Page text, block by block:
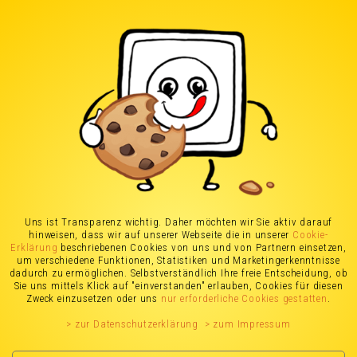
Uns ist Transparenz wichtig. Daher möchten wir Sie aktiv darauf
hinweisen, dass wir auf unserer Webseite die in unserer Cookie-
Erklärung beschriebenen Cookies von uns und von Partnern einsetzen,
um verschiedene Funktionen, Statistiken und Marketingerkenntnisse
dadurch zu ermöglichen. Selbstverständlich Ihre freie Entscheidung, ob
Sie uns mittels Klick auf "einverstanden" erlauben, Cookies für diesen
Zweck einzusetzen oder uns nur erforderliche Cookies gestatten .
> zur Datenschutzerklärung > zum Impressum
Stromanbieter in Bochum
(Stand: 07.09.2025)
Stromanbieter Vergleich
für Bochum